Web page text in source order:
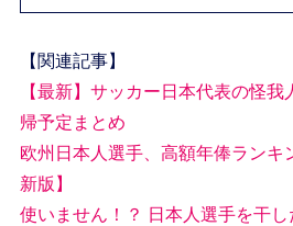
【関連記事】
【最新】サッカー日本代表の怪
帰予定まとめ
欧州日本人選手、高額年俸ランキ
新版】
使いません！？ 日本人選手を干し